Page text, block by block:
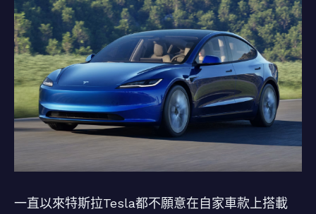
一直以來特斯拉Tesla都不願意在自家車款上搭載